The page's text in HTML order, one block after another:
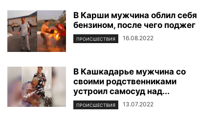
В Карши мужчина облил себя
бензином, после чего поджег
ПРОИСШЕСТВИЯ 16.08.2022
В Кашкадарье мужчина со
своими родственниками
устроил самосуд над...
ПРОИСШЕСТВИЯ 13.07.2022